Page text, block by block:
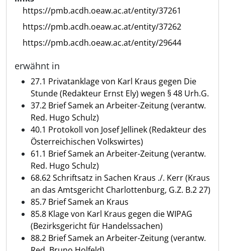
https://pmb.acdh.oeaw.ac.at/entity/37261
https://pmb.acdh.oeaw.ac.at/entity/37262
https://pmb.acdh.oeaw.ac.at/entity/29644
erwähnt in
27.1 Privatanklage von Karl Kraus gegen Die
Stunde (Redakteur Ernst Ely) wegen § 48 Urh.G.
37.2 Brief Samek an Arbeiter-Zeitung (verantw.
Red. Hugo Schulz)
40.1 Protokoll von Josef Jellinek (Redakteur des
Österreichischen Volkswirtes)
61.1 Brief Samek an Arbeiter-Zeitung (verantw.
Red. Hugo Schulz)
68.62 Schriftsatz in Sachen Kraus ./. Kerr (Kraus
an das Amtsgericht Charlottenburg, G.Z. B.2 27)
85.7 Brief Samek an Kraus
85.8 Klage von Karl Kraus gegen die WIPAG
(Bezirksgericht für Handelssachen)
88.2 Brief Samek an Arbeiter-Zeitung (verantw.